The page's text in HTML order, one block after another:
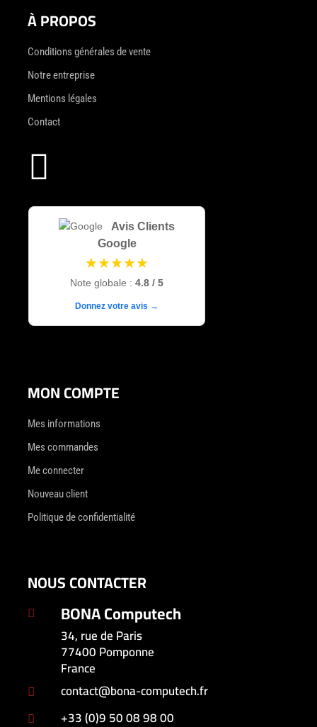
À PROPOS
Conditions générales de vente
Notre entreprise
Mentions légales
Contact

Avis Clients
Google
★★★★★
Note globale : 4.8 / 5
Donnez votre avis →
MON COMPTE
Mes informations
Mes commandes
Me connecter
Nouveau client
Politique de confidentialité
NOUS CONTACTER
 BONA Computech
34, rue de Paris
77400 Pomponne
France
 contact@bona-computech.fr
 +33 (0)9 50 08 98 00